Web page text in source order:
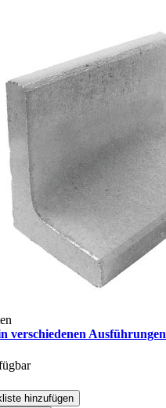
verschiedenen Ausführungen
hinzufügen